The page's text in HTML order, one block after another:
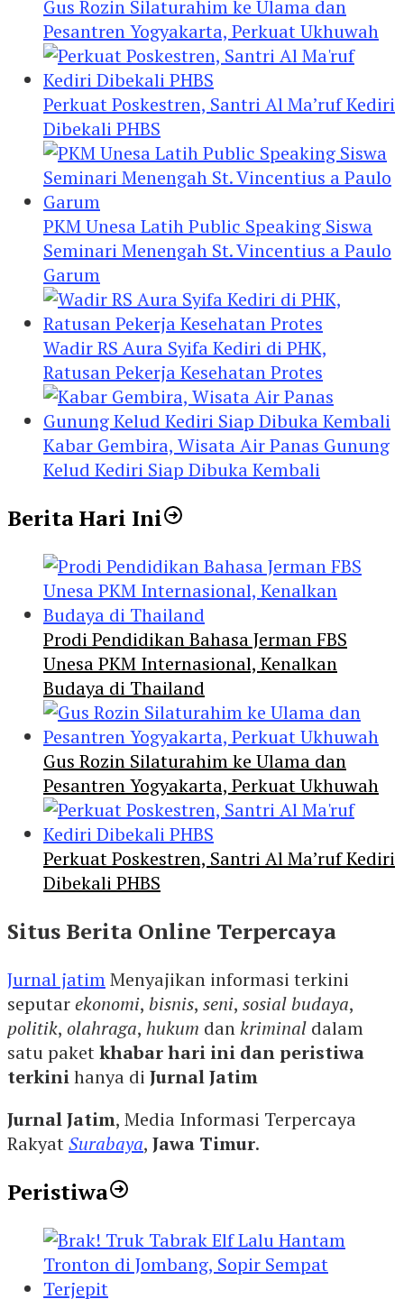
Gus Rozin Silaturahim ke Ulama dan
Pesantren Yogyakarta, Perkuat Ukhuwah
Perkuat Poskestren, Santri Al Ma’ruf Kediri
Dibekali PHBS
PKM Unesa Latih Public Speaking Siswa
Seminari Menengah St. Vincentius a Paulo
Garum
Wadir RS Aura Syifa Kediri di PHK,
Ratusan Pekerja Kesehatan Protes
Kabar Gembira, Wisata Air Panas Gunung
Kelud Kediri Siap Dibuka Kembali
Berita Hari Ini
Prodi Pendidikan Bahasa Jerman FBS
Unesa PKM Internasional, Kenalkan
Budaya di Thailand
Gus Rozin Silaturahim ke Ulama dan
Pesantren Yogyakarta, Perkuat Ukhuwah
Perkuat Poskestren, Santri Al Ma’ruf Kediri
Dibekali PHBS
Situs Berita Online Terpercaya
Jurnal jatimMenyajikan informasi terkini
seputarekonomi, bisnis, seni, sosial budaya,
politik, olahraga, hukum dankriminal dalam
satu paketkhabar hari ini dan peristiwa
terkinihanya di Jurnal Jatim
Jurnal Jatim, Media Informasi Terpercaya
RakyatSurabaya, Jawa Timur.
Peristiwa